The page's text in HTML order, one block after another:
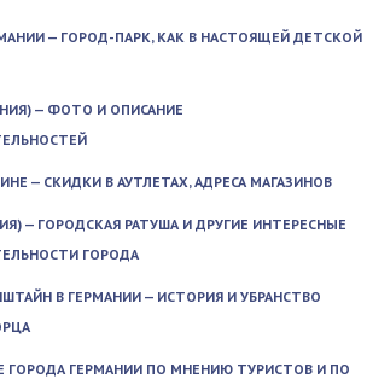
— ГОРОД-ПАРК, КАК В НАСТОЯЩЕЙ ДЕТСКОЙ
— ФОТО И ОПИСАНИЕ
— СКИДКИ В АУТЛЕТАХ, АДРЕСА МАГАЗИНОВ
— ГОРОДСКАЯ РАТУША И ДРУГИЕ ИНТЕРЕСНЫЕ
ГОРОДА
В ГЕРМАНИИ — ИСТОРИЯ И УБРАНСТВО
ГОРОДА ГЕРМАНИИ ПО МНЕНИЮ ТУРИСТОВ И ПО